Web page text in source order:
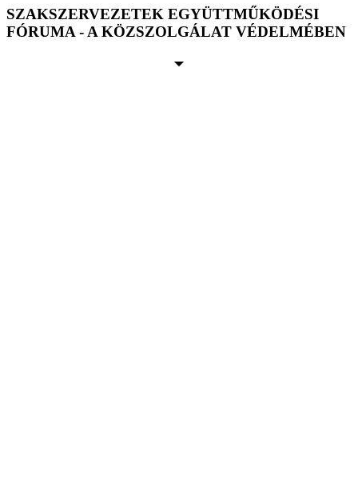
SZAKSZERVEZETEK EGYÜTTMŰKÖDÉSI
FÓRUMA - A KÖZSZOLGÁLAT VÉDELMÉBEN